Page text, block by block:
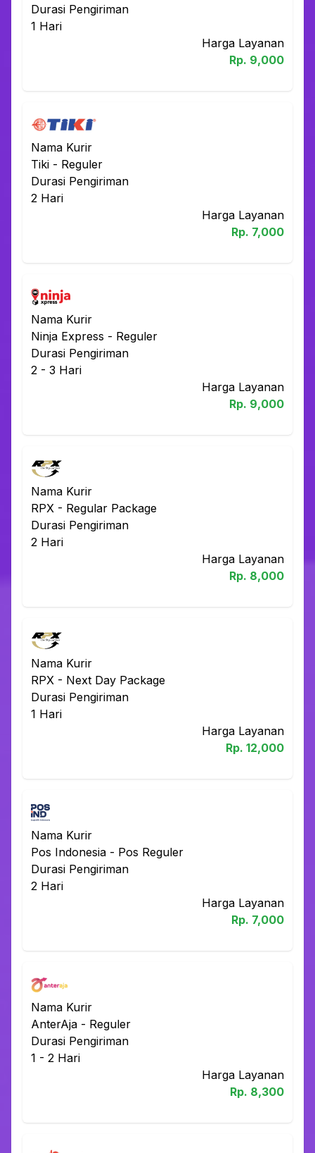
Durasi Pengiriman
1 Hari
Harga Layanan
Rp. 9,000
Nama Kurir
Tiki - Reguler
Durasi Pengiriman
2 Hari
Harga Layanan
Rp. 7,000
Nama Kurir
Ninja Express - Reguler
Durasi Pengiriman
2 - 3 Hari
Harga Layanan
Rp. 9,000
Nama Kurir
RPX - Regular Package
Durasi Pengiriman
2 Hari
Harga Layanan
Rp. 8,000
Nama Kurir
RPX - Next Day Package
Durasi Pengiriman
1 Hari
Harga Layanan
Rp. 12,000
Nama Kurir
Pos Indonesia - Pos Reguler
Durasi Pengiriman
2 Hari
Harga Layanan
Rp. 7,000
Nama Kurir
AnterAja - Reguler
Durasi Pengiriman
1 - 2 Hari
Harga Layanan
Rp. 8,300